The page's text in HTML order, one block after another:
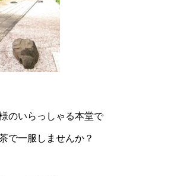
のいらっしゃる本堂で
で一服しませんか？